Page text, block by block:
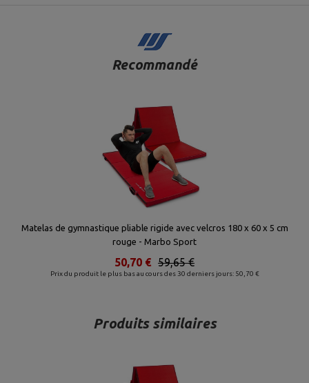
Recommandé
Matelas de gymnastique pliable rigide avec velcros 180 x 60 x 5 cm
rouge - Marbo Sport
Prix du produit le plus bas au cours des 30 derniers jours: 50,70 €
59,65 €
50,70 €
Produits similaires